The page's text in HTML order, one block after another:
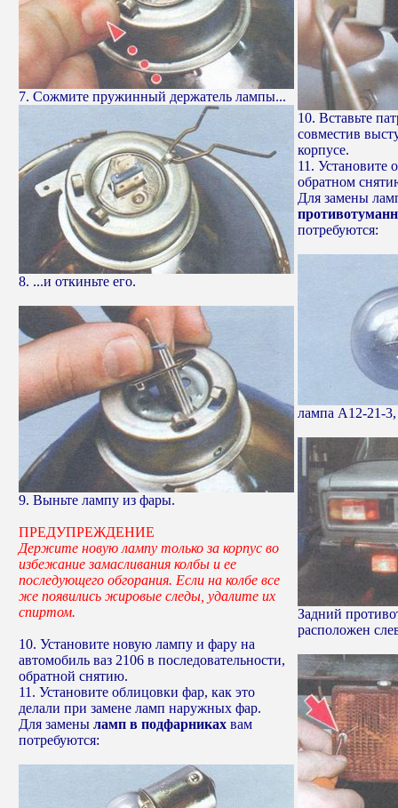
7. Сожмите пружинный держатель лампы...
8. ...и откиньте его.
9. Выньте лампу из фары.
ПРЕДУПРЕЖДЕНИЕ
Держите новую лампу только за корпус во
избежание замасливания колбы и ее
последующего обгорания. Если на колбе все
же появились жировые следы, удалите их
спиртом.
10. Установите новую лампу и фару на
автомобиль ваз 2106 в последовательности,
обратной снятию.
11. Установите облицовки фар, как это
делали при замене ламп наружных фар.
Для замены ламп в подфарниках вам
потребуются:
10. Вставьте
совместив
корпусе.
11. Установите
обратном
Для замены
потребуются:
лампа А12-21-3,
Задний
расположен